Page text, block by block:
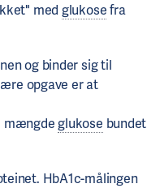
med glukosefra
og binder sig til
opgave er at
mængdeglukose bundet
HbA1c-målingen